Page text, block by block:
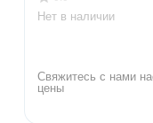
Нет в наличии
Свяжитесь с нами
цены